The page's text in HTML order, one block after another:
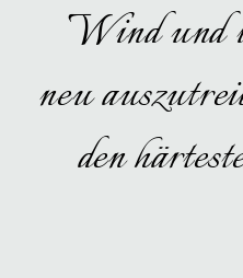
Wind und
neu
den